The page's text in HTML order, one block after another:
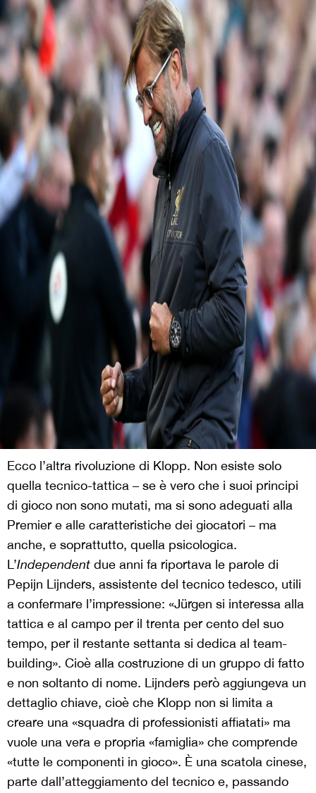
Ecco l’altra rivoluzione di Klopp. Non esiste solo
quella tecnico-tattica – se è vero che i suoi principi
di gioco non sono mutati, ma si sono adeguati alla
Premier e alle caratteristiche dei giocatori – ma
anche, e soprattutto, quella psicologica.
L’Independent due anni fa riportava le parole di
Pepijn Lijnders, assistente del tecnico tedesco, utili
a confermare l’impressione: «Jürgen si interessa alla
tattica e al campo per il trenta per cento del suo
tempo, per il restante settanta si dedica al team-
building». Cioè alla costruzione di un gruppo di fatto
e non soltanto di nome. Lijnders però aggiungeva un
dettaglio chiave, cioè che Klopp non si limita a
creare una «squadra di professionisti affiatati» ma
vuole una vera e propria «famiglia» che comprende
«tutte le componenti in gioco». È una scatola cinese,
parte dall’atteggiamento del tecnico e, passando